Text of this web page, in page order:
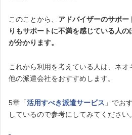
このことから、 アドバイザーのサポー
りもサポートに不満を感じている人
が分かります。
これから利用を考えている人は、ネオ
他の派遣会社をおすすめします。
5章「活用すべき派遣サービス 」でお
しているので参考にしてみてください。